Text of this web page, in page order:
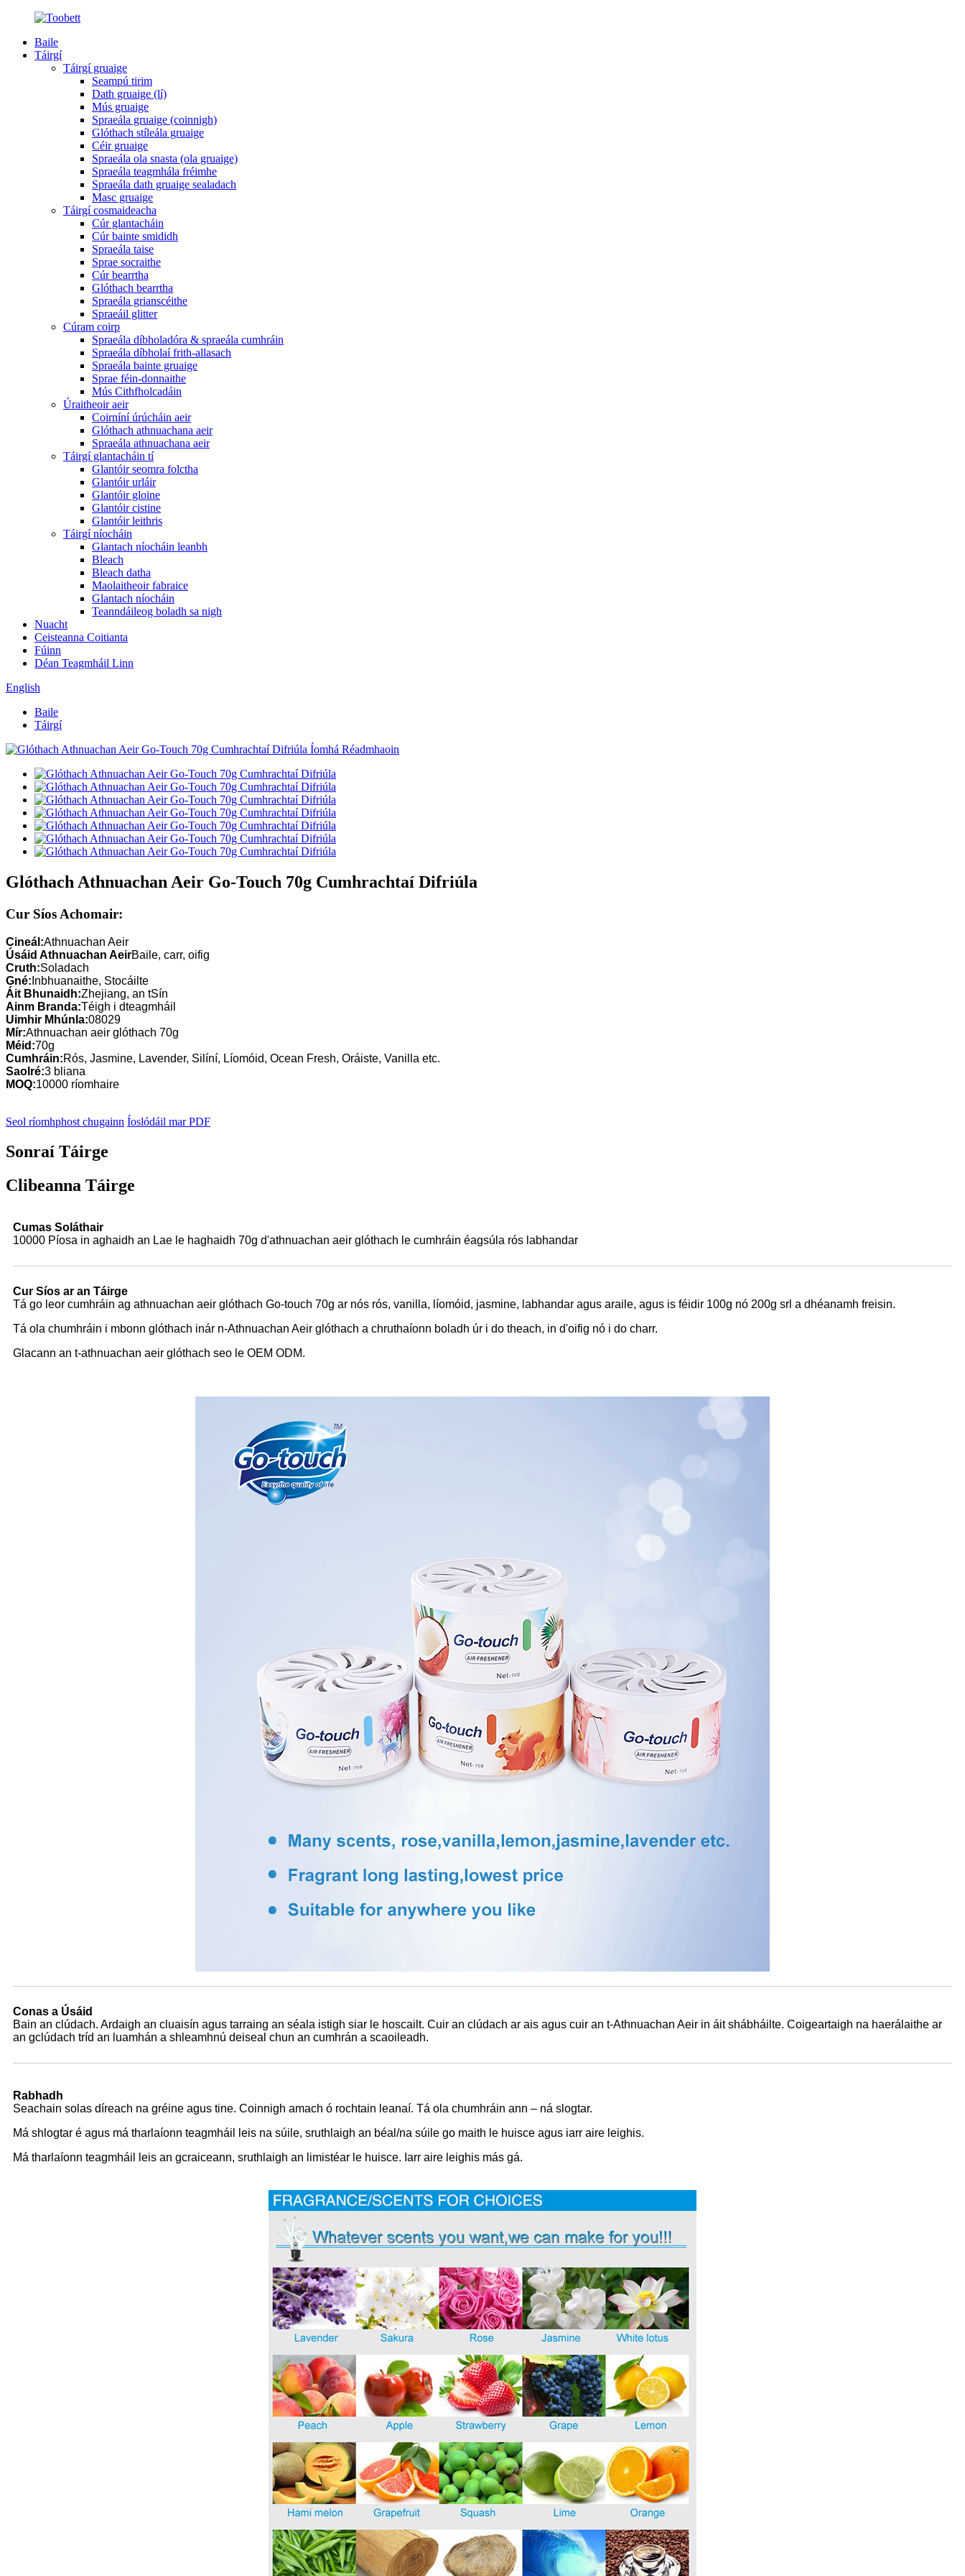
Baile
Táirgí
Táirgí gruaige
Seampú tirim
Dath gruaige (lí)
Mús gruaige
Spraeála gruaige (coinnigh)
Glóthach stíleála gruaige
Céir gruaige
Spraeála ola snasta (ola gruaige)
Spraeála teagmhála fréimhe
Spraeála dath gruaige sealadach
Masc gruaige
Táirgí cosmaideacha
Cúr glantacháin
Cúr bainte smididh
Spraeála taise
Sprae socraithe
Cúr bearrtha
Glóthach bearrtha
Spraeála grianscéithe
Spraeáil glitter
Cúram coirp
Spraeála díbholadóra & spraeála cumhráin
Spraeála díbholaí frith-allasach
Spraeála bainte gruaige
Sprae féin-donnaithe
Mús Cithfholcadáin
Úraitheoir aeir
Coirníní úrúcháin aeir
Glóthach athnuachana aeir
Spraeála athnuachana aeir
Táirgí glantacháin tí
Glantóir seomra folctha
Glantóir urláir
Glantóir gloine
Glantóir cistine
Glantóir leithris
Táirgí níocháin
Glantach níocháin leanbh
Bleach
Bleach datha
Maolaitheoir fabraice
Glantach níocháin
Teanndáileog boladh sa nigh
Nuacht
Ceisteanna Coitianta
Fúinn
Déan Teagmháil Linn
English
Baile
Táirgí
Glóthach Athnuachan Aeir Go-Touch 70g Cumhrachtaí Difriúla
Cur Síos Achomair:
Cineál:Athnuachan Aeir
Úsáid Athnuachan AeirBaile, carr, oifig
Cruth:Soladach
Gné: Inbhuanaithe, Stocáilte
Áit Bhunaidh:Zhejiang, an tSín
Ainm Branda:Téigh i dteagmháil
Uimhir Mhúnla:08029
Mír:Athnuachan aeir glóthach 70g
Méid:70g
Cumhráin:Rós, Jasmine, Lavender, Silíní, Líomóid, Ocean Fresh, Oráiste, Vanilla etc.
Saolré:3 bliana
MOQ:10000 ríomhaire
Seol ríomhphost chugainn Íoslódáil mar PDF
Sonraí Táirge
Clibeanna Táirge
Cumas Soláthair
10000 Píosa in aghaidh an Lae le haghaidh 70g d'athnuachan aeir glóthach le cumhráin éagsúla rós labhandar
Cur Síos ar an Táirge
Tá go leor cumhráin ag athnuachan aeir glóthach Go-touch 70g ar nós rós, vanilla, líomóid, jasmine, labhandar agus araile, agus is féidir 100g nó 200g srl a dhéanamh freisin.
Tá ola chumhráin i mbonn glóthach inár n-Athnuachan Aeir glóthach a chruthaíonn boladh úr i do theach, in d'oifig nó i do charr.
Glacann an t-athnuachan aeir glóthach seo le OEM ODM.
Conas a Úsáid
Bain an clúdach. Ardaigh an cluaisín agus tarraing an séala istigh siar le hoscailt. Cuir an clúdach ar ais agus cuir an t-Athnuachan Aeir in áit shábháilte. Coigeartaigh na haerálaithe ar
an gclúdach tríd an luamhán a shleamhnú deiseal chun an cumhrán a scaoileadh.
Rabhadh
Seachain solas díreach na gréine agus tine. Coinnigh amach ó rochtain leanaí. Tá ola chumhráin ann – ná slogtar.
Má shlogtar é agus má tharlaíonn teagmháil leis na súile, sruthlaigh an béal/na súile go maith le huisce agus iarr aire leighis.
Má tharlaíonn teagmháil leis an gcraiceann, sruthlaigh an limistéar le huisce. Iarr aire leighis más gá.